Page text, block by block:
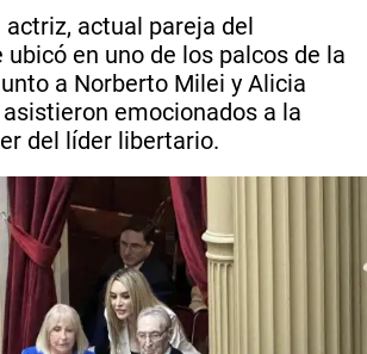
actual pareja del
ubicó en uno de los palcos de la
a Norberto Milei y Alicia
emocionados a la
del líder libertario.